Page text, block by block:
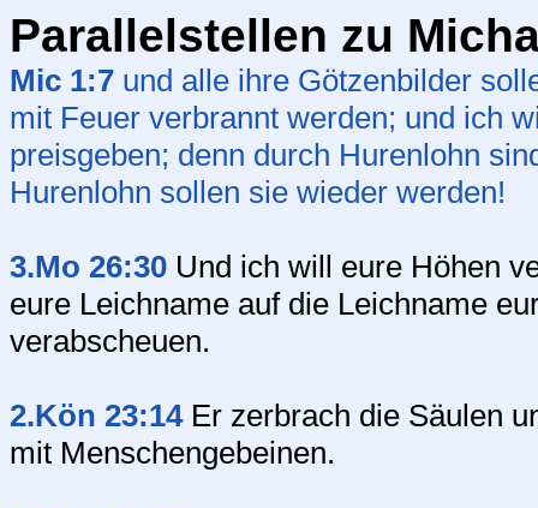
Parallelstellen zu
Mic 1:7 und alle ihre Götzenbilder
mit Feuer verbrannt werden; und ich
preisgeben; denn durch Hurenlohn
Hurenlohn sollen sie wieder werden!
3.Mo 26:30 Und ich will eure Höhen
eure Leichname auf die Leichname
verabscheuen.
2.Kön 23:14Er zerbrach die Säulen
mit Menschengebeinen.